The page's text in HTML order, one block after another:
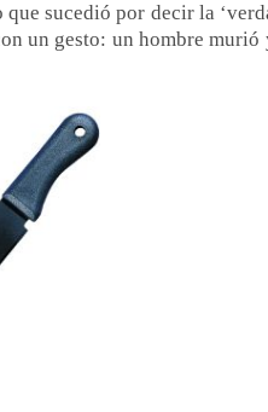
sucedió por decir la
un gesto: un hombre murió